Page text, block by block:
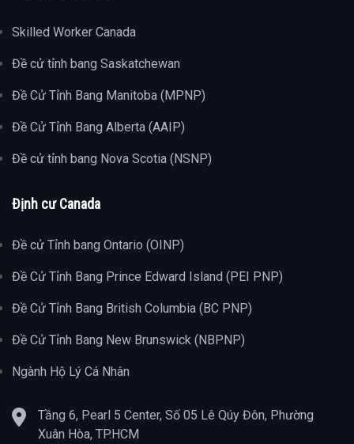
Skilled Worker Canada
Đề cử tỉnh bang Saskatchewan
Đề Cử Tỉnh Bang Manitoba (MPNP)
Đề Cử Tỉnh Bang Alberta (AAIP)
Đề cử tỉnh bang Nova Scotia (NSNP)
Định cư Canada
Đề cử Tỉnh bang Ontario (OINP)
Đề Cử Tỉnh Bang Prince Edward Island (PEI PNP)
Đề Cử Tỉnh Bang British Columbia (BC PNP)
Đề Cử Tỉnh Bang New Brunswick (NBPNP)
Ngành Hộ Lý Cá Nhân
Tầng 6, Pearl 5 Center, Số 05 Lê Qúy Đôn, Phường
Xuân Hòa, TP.HCM